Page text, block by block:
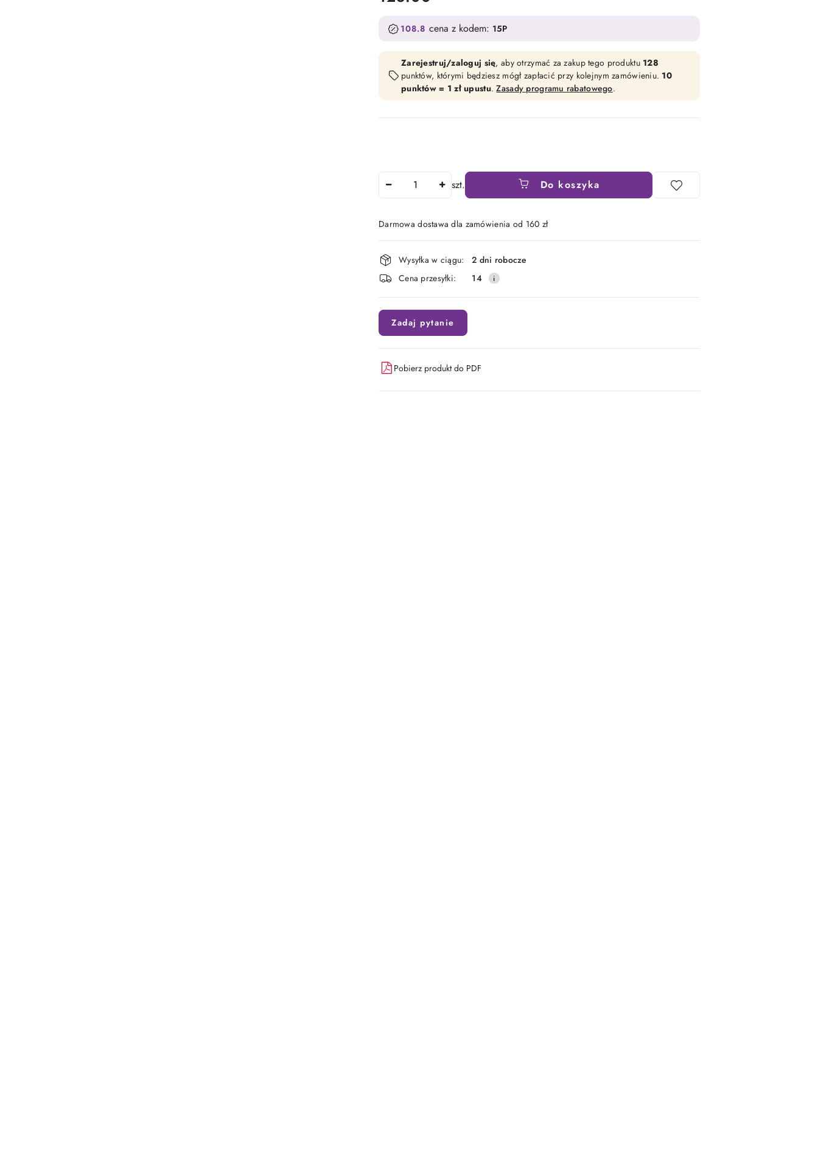
108.8 cena z kodem: 15P
Zarejestruj/zaloguj się, aby otrzymać za zakup tego produktu 128
punktów, którymi będziesz mógł zapłacić przy kolejnym zamówieniu. 10
punktów = 1 zł upustu.Zasady programu rabatowego.
szt. Do koszyka
Darmowa dostawa dla zamówienia od 160 zł
Dostępność
i
dostawa
Wysyłka w ciągu:
2 dni robocze
Cena przesyłki:
14
Zadaj pytanie
Pobierz produkt do PDF